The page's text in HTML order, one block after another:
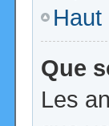
Haut
Que
Les